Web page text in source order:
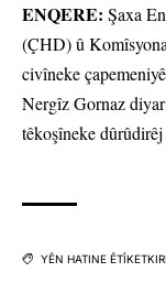
ENQERE: Şaxa
(ÇHD) û
civîneke
Nergîz Gornaz
têkoşîneke
YÊN HATINE